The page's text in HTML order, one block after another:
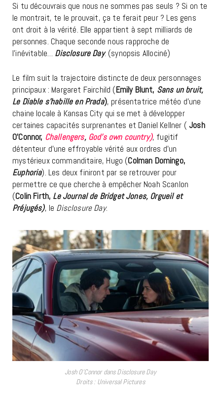
Si tu découvrais que nous ne sommes pas seuls ? Si on te
le montrait, te le prouvait, ça te ferait peur ? Les gens
ont droit à la vérité. Elle appartient à sept milliards de
personnes. Chaque seconde nous rapproche de
l’inévitable… Disclosure Day. (synopsis Allociné)
Le film suit la trajectoire distincte de deux personnages
principaux : Margaret Fairchild (Emily Blunt, Sans un bruit,
Le Diable s’habille en Prada), présentatrice météo d’une
chaine locale à Kansas City qui se met à développer
certaines capacités surprenantes et Daniel Kellner ( Josh
O’Connor, Challengers, God’s own country), fugitif
détenteur d’une effroyable vérité aux ordres d’un
mystérieux commanditaire, Hugo (Colman Domingo,
Euphoria). Les deux finiront par se retrouver pour
permettre ce que cherche à empêcher Noah Scanlon
(Colin Firth, Le Journal de Bridget Jones, Orgueil et
Préjugés), le Disclosure Day.
Josh O’Connor dans Disclosure Day
Droits : Universal Pictures